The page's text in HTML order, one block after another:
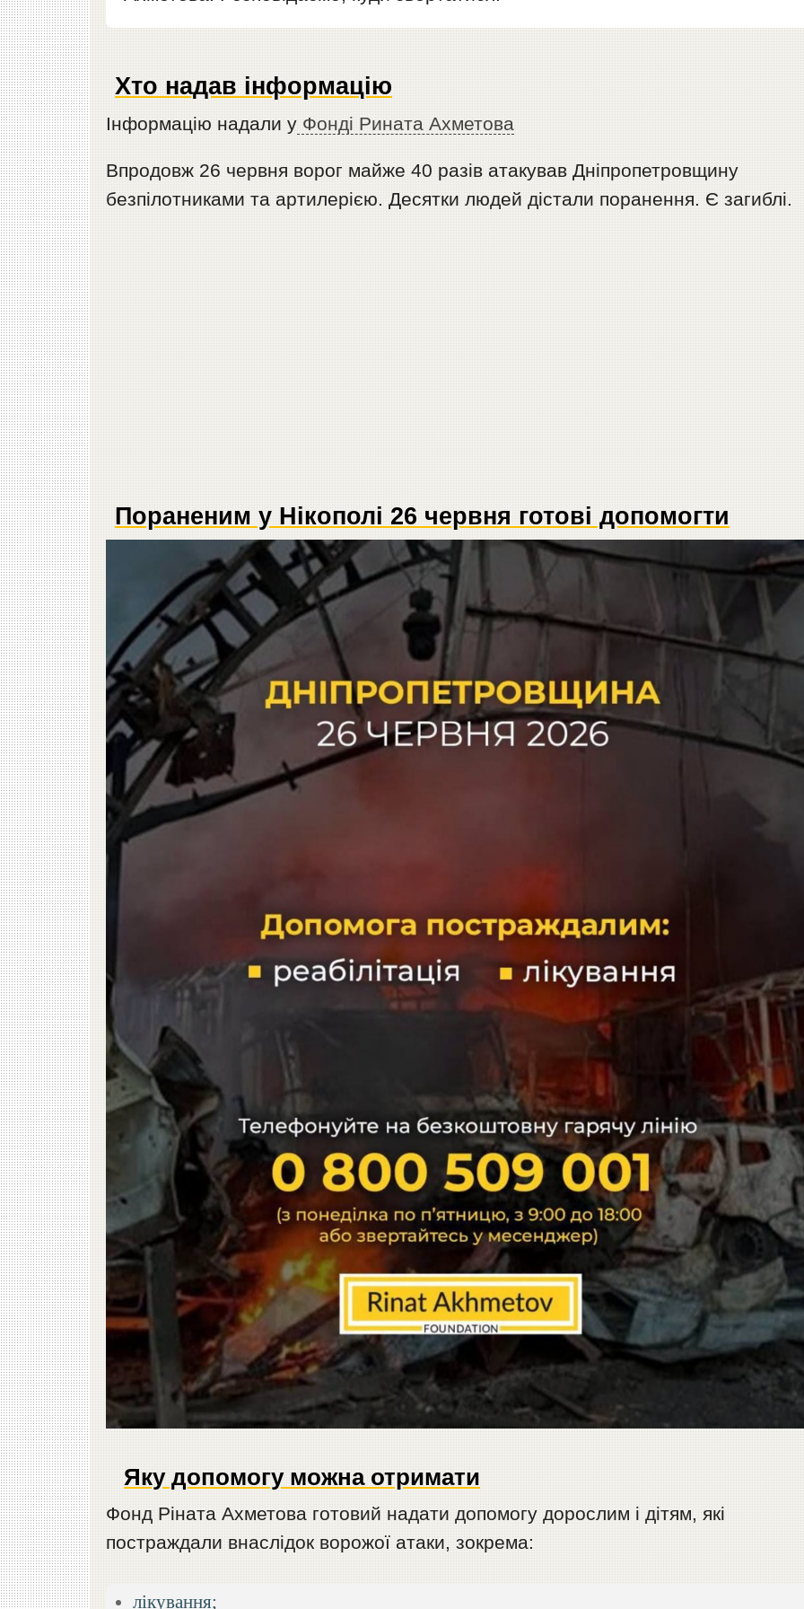
Хто надав інформацію
Інформацію надали у Фонді Рината Ахметова
Впродовж 26 червня ворог майже 40 разів атакував Дніпропетровщину
безпілотниками та артилерією. Десятки людей дістали поранення. Є загиблі.
Пораненим у Нікополі 26 червня готові допомогти
Яку допомогу можна отримати
Фонд Ріната Ахметова готовий надати допомогу дорослим і дітям, які
постраждали внаслідок ворожої атаки, зокрема:
лікування;